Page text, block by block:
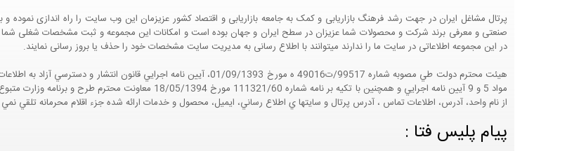
صنعتی و معرفی برند شرکت و محصولات شما عزیزان در سطح ایران و جهان بوده است و امکانات این مجموعه و ثبت مشخصات شغلی شما
در این مجموعه اطلاعاتی در سایت ما را ندارند میتوانند با اطلاع رسانی به مدیریت سایت مشخصات خود را حذف یا بروز رسانی نمایند.
مواد 5 و 9 آيين نامه اجرايي و همچنين با تکيه بر نامه شماره 111321/
از نام واحد، آدرس، اطلاعات تماس ، آدرس پرتال و سايتها ي اطلاع رساني، ايميل، محصول و خدمات ارائه شده جزء اقلام محرمانه تلقي
پیام پلیس فتا :